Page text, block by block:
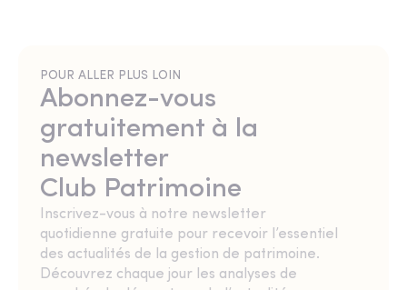
POUR ALLER PLUS LOIN
Abonnez-vous
gratuitement à la
newsletter
Club Patrimoine
Inscrivez-vous à notre newsletter
quotidienne gratuite pour recevoir l’essentiel
des actualités de la gestion de patrimoine.
Découvrez chaque jour les analyses de